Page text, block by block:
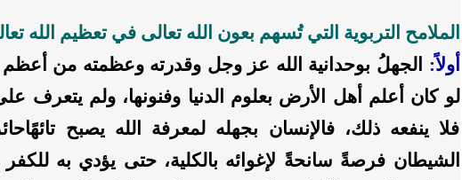
الملامح التربوية التي تُسهم بعون الله تعالى في تعظيم الله
أولاً: الجهلُ بوحدانية الله عز وجل وقدرته وعظمته من
لو كان أعلم أهل الأرض بعلوم الدنيا وفنونها، ولم يتعرف
فلا ينفعه ذلك، فالإنسان بجهله لمعرفة الله يصبح
الشيطان فرصةً سانحةً لإغوائه بالكلية، حتى يؤدي به للكفر